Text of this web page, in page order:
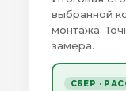
выбранной
монтажа.
замера.
СБЕР ·